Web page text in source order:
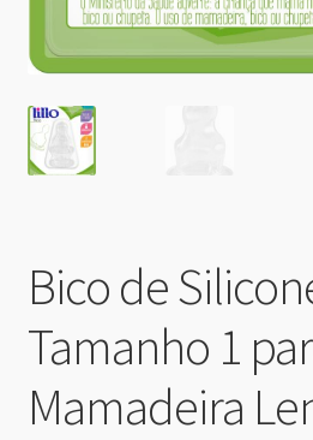
Bico de
Tamanho 1
Mamadeira